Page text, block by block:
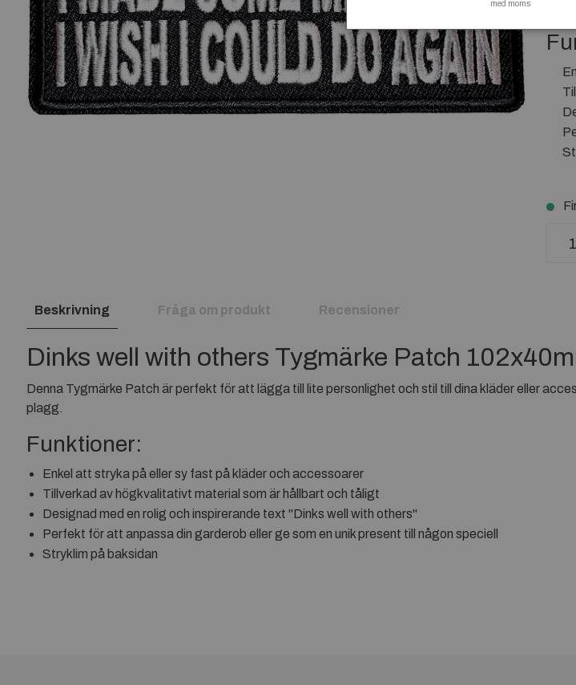
Beskrivning Fråga om produkt Recensioner
Dinks well with others Tygmärke Patch
Denna Tygmärke Patch är perfekt för att lägga till lite personlighet och stil till dina kläder eller
plagg.
Funktioner:
Enkel att stryka på eller sy fast på kläder och accessoarer
Tillverkad av högkvalitativt material som är hållbart och tåligt
Designad med en rolig och inspirerande text "Dinks well with others"
Perfekt för att anpassa din garderob eller ge som en unik present till någon speciell
Stryklim på baksidan
med moms